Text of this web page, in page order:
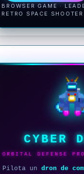
BROWSER GAME ·
RETRO SPACE SHOOTER
CYBER
ORBITAL DEFENSE
Pilota undron de